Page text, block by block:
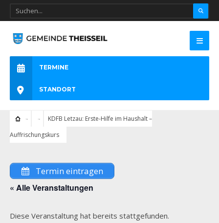
TERMINE
STANDORT
KDFB Letzau: Erste-Hilfe im Haushalt –
Auffrischungskurs
Termin eintragen
« Alle Veranstaltungen
Diese Veranstaltung hat bereits stattgefunden.